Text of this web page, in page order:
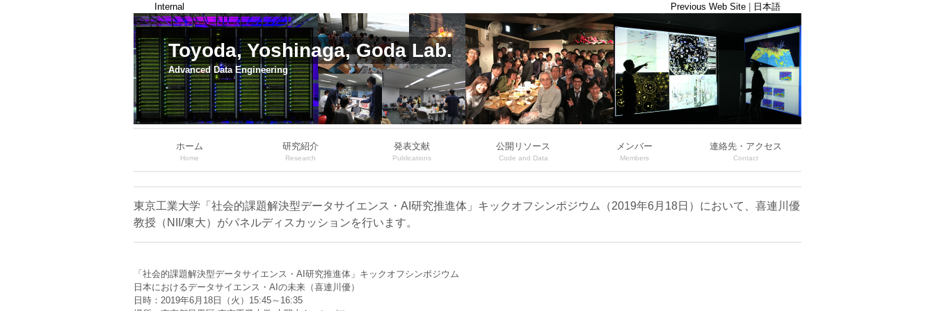
Internal Previous Web Site 日本語
Toyoda, Yoshinaga, Goda Lab.
Advanced Data Engineering
ホーム
Home
研究紹介
Research
発表文献
Publications
公開リソース
Code and Data
メンバー
Members
連絡先・アクセス
Contact
東京工業大学「社会的課題解決型データサイエンス・AI研究推進体」キックオフシンポジウム（2019年6月18日）において、喜連川優
教授（NII/東大）がパネルディスカッションを行います。
「社会的課題解決型データサイエンス・AI研究推進体」キックオフシンポジウム
日本におけるデータサイエンス・AIの未来（喜連川優）
日時：2019年6月18日（火）15:45～16:35